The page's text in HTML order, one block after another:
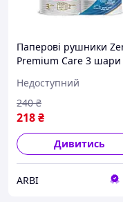
Паперові рушники
Premium Care 3 шари
(5944582100275)
Недоступний
218₴
240 ₴
Дивитись
ARBI